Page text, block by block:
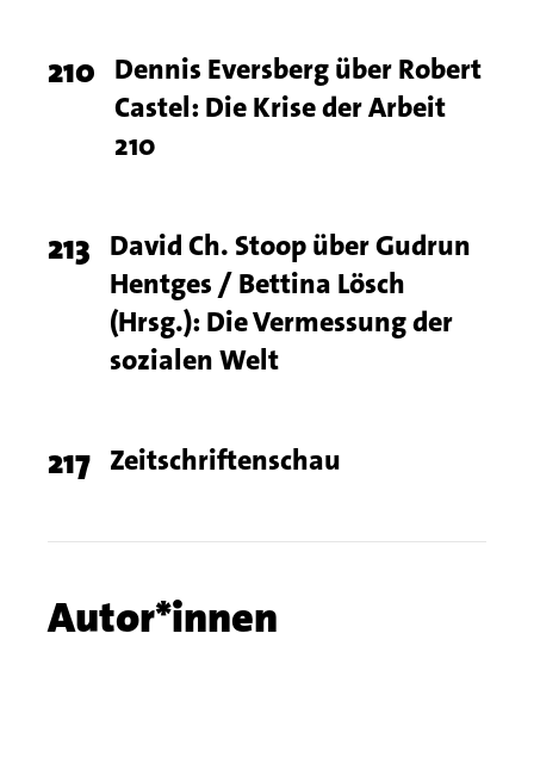
Page
number
210 Titel
Dennis Eversberg über Robert
Castel: Die Krise der Arbeit
210
Page
number
213 Titel
David Ch. Stoop über Gudrun
Hentges / Bettina Lösch
(Hrsg.): Die Vermessung der
sozialen Welt
Page
217 Titel
Zeitschriftenschau
Chapter
name
Autor*innen